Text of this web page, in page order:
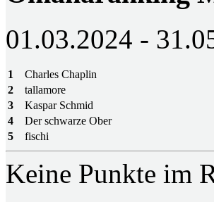
01.03.2024 -
1
Charles Chaplin
2
tallamore
3
Kaspar Schmid
4
Der schwarze Ober
5
fischi
Keine Punkte im